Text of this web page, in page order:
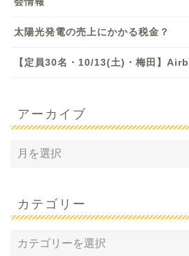
太陽光発電の売上にかかる税金？
【定員30名・10/13(土)・梅田】
アーカイブ
カテゴリー